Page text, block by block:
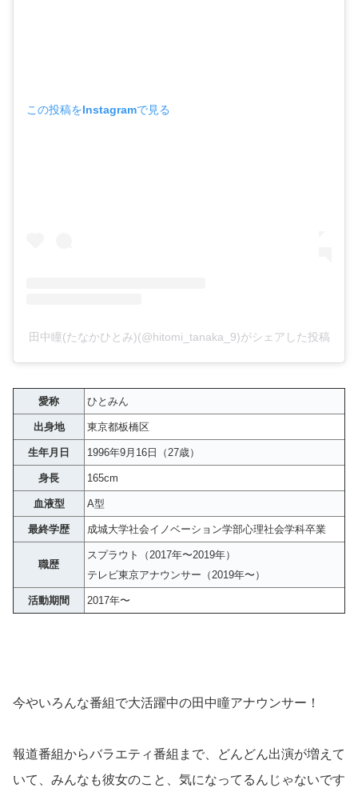
この投稿をInstagramで見る
田中瞳(たなかひとみ)(@hitomi_tanaka_9)がシェアした投稿
愛称 ひとみん
出身地 東京都板橋区
生年月日 1996年9月16日（27歳）
身長 165cm
血液型 A型
最終学歴 成城大学社会イノベーション学部心理社会学科卒業
職歴
スプラウト（2017年〜2019年）
テレビ東京アナウンサー（2019年〜）
活動期間 2017年〜
今やいろんな番組で大活躍中の田中瞳アナウンサー！
報道番組からバラエティ番組まで、どんどん出演が増えて
いて、みんなも彼女のこと、気になってるんじゃないです